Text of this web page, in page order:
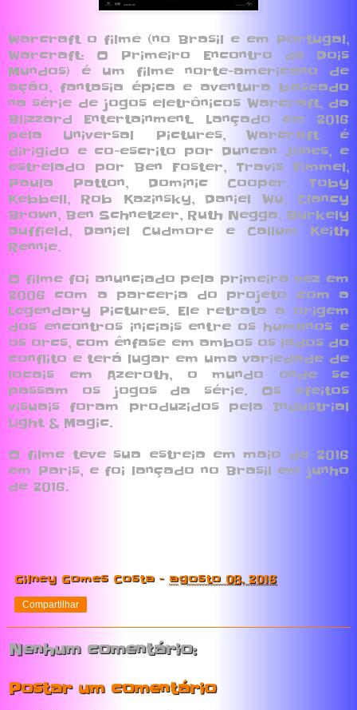
Warcraft o filme (no Brasil e em Portugal,
Warcraft: O Primeiro Encontro de Dois
Mundos) é um filme norte-americano de
ação, fantasia épica e aventura baseado
na série de jogos eletrônicos Warcraft, da
Blizzard Entertainment. Lançado em 2016
pela Universal Pictures, Warcraft é
dirigido e co-escrito por Duncan Jones, e
estrelado por Ben Foster, Travis Fimmel,
Paula Patton, Dominic Cooper, Toby
Kebbell, Rob Kazinsky, Daniel Wu, Clancy
Brown, Ben Schnetzer, Ruth Negga, Burkely
Duffield, Daniel Cudmore e Callum Keith
Rennie.
O filme foi anunciado pela primeira vez em
2006 com a parceria do projeto com a
Legendary Pictures. Ele retrata a origem
dos encontros iniciais entre os humanos e
os orcs, com ênfase em ambos os lados do
conflito e terá lugar em uma variedade de
locais em Azeroth, o mundo onde se
passam os jogos da série. Os efeitos
visuais foram produzidos pela Industrial
Light & Magic.
O filme teve sua estreia em maio de 2016
em Paris, e foi lançado no Brasil em junho
de 2016.
Gilney Gomes Costa - agosto 08, 2016
Compartilhar
Nenhum comentário:
Postar um comentário